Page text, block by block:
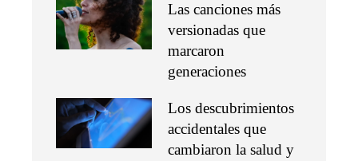
Las canciones más
versionadas que
marcaron
generaciones
Los descubrimientos
accidentales que
cambiaron la salud y